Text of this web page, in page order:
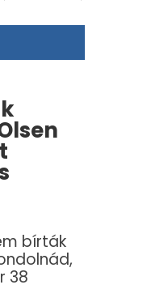
bírták
38